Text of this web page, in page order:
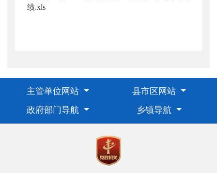
绩.xls
主管单位网站
县市区网站
政府部门导航
乡镇导航